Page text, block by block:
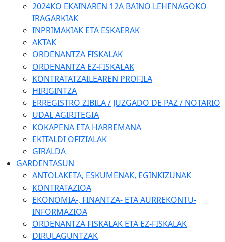
2024KO EKAINAREN 12A BAINO LEHENAGOKO
IRAGARKIAK
INPRIMAKIAK ETA ESKAERAK
AKTAK
ORDENANTZA FISKALAK
ORDENANTZA EZ-FISKALAK
KONTRATATZAILEAREN PROFILA
HIRIGINTZA
ERREGISTRO ZIBILA / JUZGADO DE PAZ / NOTARIO
UDAL AGIRITEGIA
KOKAPENA ETA HARREMANA
EKITALDI OFIZIALAK
GIRALDA
GARDENTASUN
ANTOLAKETA, ESKUMENAK, EGINKIZUNAK
KONTRATAZIOA
EKONOMIA-, FINANTZA- ETA AURREKONTU-
INFORMAZIOA
ORDENANTZA FISKALAK ETA EZ-FISKALAK
DIRULAGUNTZAK